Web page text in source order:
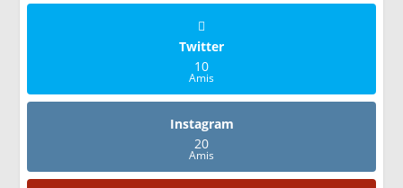
Twitter
10
Amis
Instagram
20
Amis